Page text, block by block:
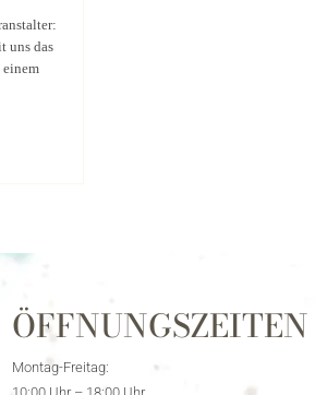
uns das
ÖFFNUNGSZEITEN
Montag-Freitag: